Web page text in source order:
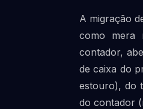
A migração
como mera
contador,
de caixa do
estouro), do
do contador